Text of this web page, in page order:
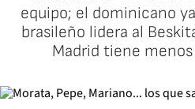
equipo; el dominicano
brasileño lidera al
Madrid tiene